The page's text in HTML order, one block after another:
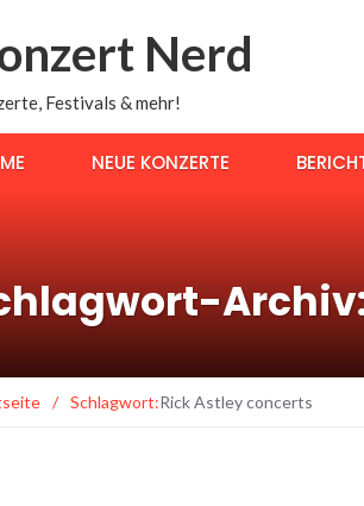
Nerd
Festivals & mehr!
NEUE KONZERTE
/ Schlagwort:Rick Astley concerts